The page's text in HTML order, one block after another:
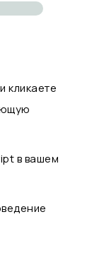
кликаете
в вашем